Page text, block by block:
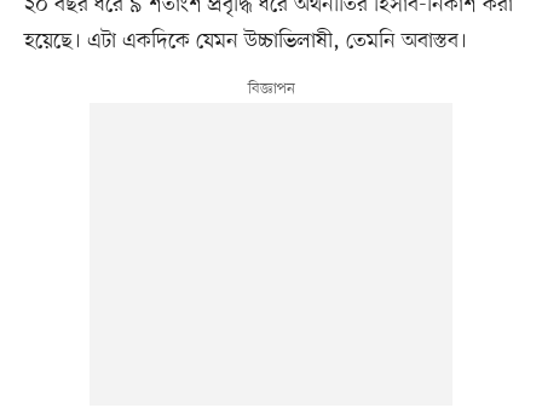
হয়েছে। এটা একদিকে যেমন উচ্চাভিলাষী, তেমনি অবাস্তব।